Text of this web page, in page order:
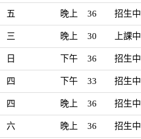
精選課程 (此為彈跳視窗)
時段 時數
五 晚上 36 招生中
三 晚上 30 上課中
日 下午 36 招生中
四 下午 33 招生中
四 晚上 36 招生中
六 晚上 36 招生中